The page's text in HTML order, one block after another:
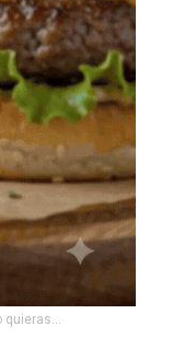
quieras...